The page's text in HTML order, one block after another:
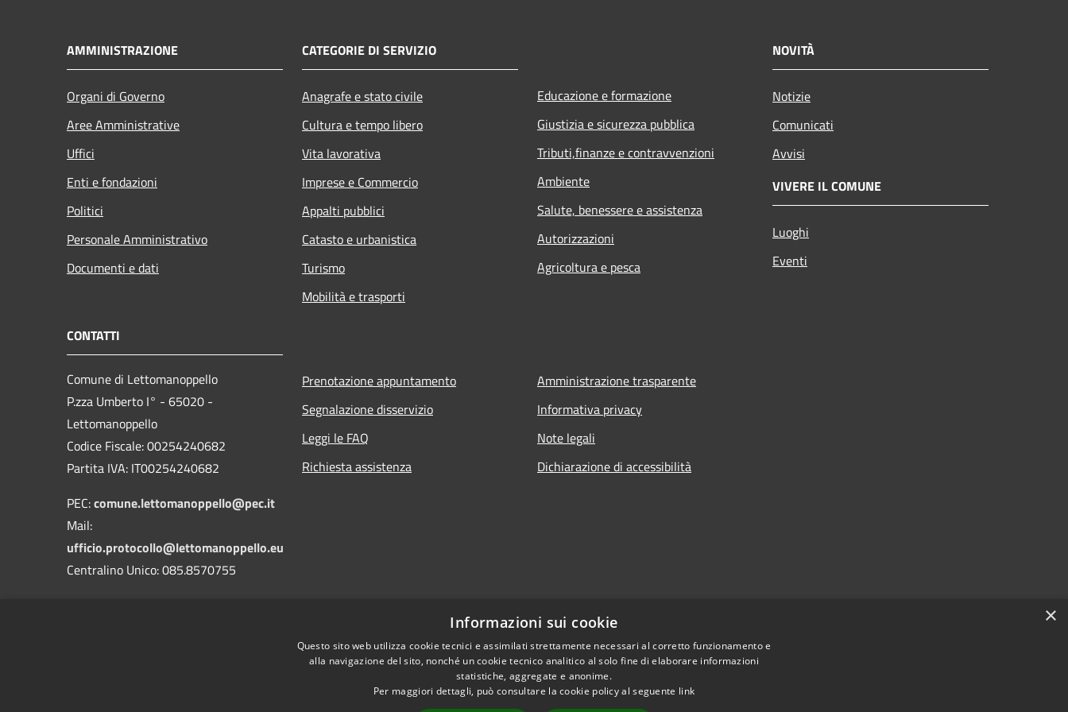
AMMINISTRAZIONE
Organi di Governo
Aree Amministrative
Uffici
Enti e fondazioni
Politici
Personale Amministrativo
Documenti e dati
CATEGORIE DI SERVIZIO
Anagrafe e stato civile
Cultura e tempo libero
Vita lavorativa
Imprese e Commercio
Appalti pubblici
Catasto e urbanistica
Turismo
Mobilità e trasporti
Educazione e formazione
Giustizia e sicurezza pubblica
Tributi,finanze e contravvenzioni
Ambiente
Salute, benessere e assistenza
Autorizzazioni
Agricoltura e pesca
NOVITÀ
Notizie
Comunicati
Avvisi
VIVERE IL COMUNE
Luoghi
Eventi
CONTATTI
Comune di Lettomanoppello
P.zza Umberto I° - 65020 -
Lettomanoppello
Codice Fiscale: 00254240682
Partita IVA: IT00254240682
PEC:comune.lettomanoppello@pec.it
Mail:
ufficio.protocollo@lettomanoppello.eu
Centralino Unico: 085.8570755
Prenotazione appuntamento
Segnalazione disservizio
Leggi le FAQ
Richiesta assistenza
Amministrazione trasparente
Informativa privacy
Note legali
Dichiarazione di accessibilità
×
Informazioni sui cookie
Questo sito web utilizza cookie tecnici e assimilati strettamente necessari al corretto funzionamento e
alla navigazione del sito, nonché un cookie tecnico analitico al solo fine di elaborare informazioni
statistiche, aggregate e anonime.
Per maggiori dettagli, può consultare la cookie policy al seguente link